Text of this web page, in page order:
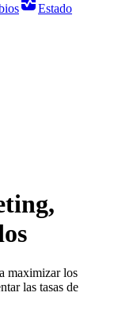
Estado
maximizar los
las tasas de